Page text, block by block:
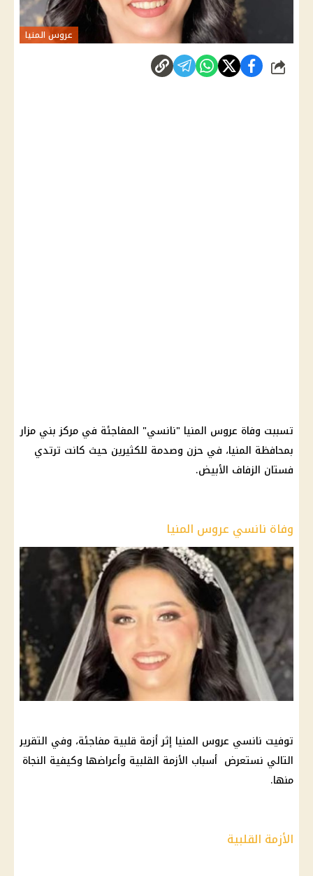
عروس المنيا
شارك
تسببت وفاة عروس المنيا "نانسي" المفاجئة في مركز بني مزار
بمحافظة المنيا، في حزن وصدمة للكثيرين حيث كانت ترتدي
فستان الزفاف الأبيض.
وفاة نانسي عروس المنيا
توفيت نانسي عروس المنيا إثر أزمة قلبية مفاجئة، وفي التقرير
التالي نستعرض أسباب الأزمة القلبية وأعراضها وكيفية النجاة
منها.
الأزمة القلبية